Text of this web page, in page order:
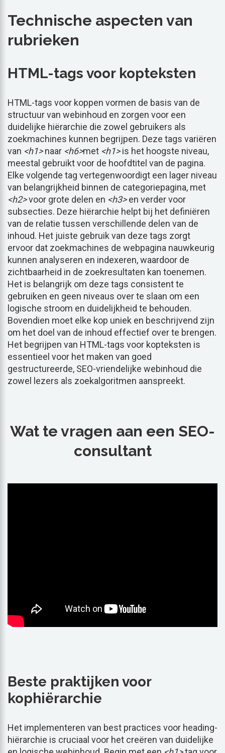
Technische aspecten van
rubrieken
HTML-tags voor kopteksten
HTML-tags voor koppen vormen de basis van de
structuur van webinhoud en zorgen voor een
duidelijke hiërarchie die zowel gebruikers als
zoekmachines kunnen begrijpen. Deze tags variëren
van <h1>naar <h6>met <h1>is het hoogste niveau,
meestal gebruikt voor de hoofdtitel van de pagina.
Elke volgende tag vertegenwoordigt een lager niveau
van belangrijkheid binnen de categoriepagina, met
<h2>voor grote delen en <h3>en verder voor
subsecties. Deze hiërarchie helpt bij het definiëren
van de relatie tussen verschillende delen van de
inhoud. Het juiste gebruik van deze tags zorgt
ervoor dat zoekmachines de webpagina nauwkeurig
kunnen analyseren en indexeren, waardoor de
zichtbaarheid in de zoekresultaten kan toenemen.
Het is belangrijk om deze tags consistent te
gebruiken en geen niveaus over te slaan om een
logische stroom en duidelijkheid te behouden.
Bovendien moet elke kop uniek en beschrijvend zijn
om het doel van de inhoud effectief over te brengen.
Het begrijpen van HTML-tags voor kopteksten is
essentieel voor het maken van goed
gestructureerde, SEO-vriendelijke webinhoud die
zowel lezers als zoekalgoritmen aanspreekt.
Wat te vragen aan een SEO-
consultant
Beste praktijken voor
kophiërarchie
Het implementeren van best practices voor heading-
hiërarchie is cruciaal voor het creëren van duidelijke